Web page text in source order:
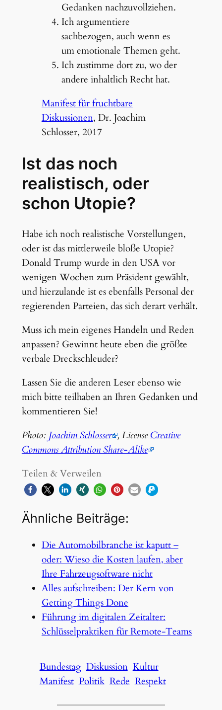
Gedanken nachzuvollziehen.
Ich argumentiere
sachbezogen, auch wenn es
um emotionale Themen geht.
Ich zustimme dort zu, wo der
andere inhaltlich Recht hat.
Manifest für fruchtbare
Diskussionen, Dr. Joachim
Schlosser, 2017
Ist das noch
realistisch, oder
schon Utopie?
Habe ich noch realistische Vorstellungen,
oder ist das mittlerweile bloße Utopie?
Donald Trump wurde in den USA vor
wenigen Wochen zum Präsident gewählt,
und hierzulande ist es ebenfalls Personal der
regierenden Parteien, das sich derart verhält.
Muss ich mein eigenes Handeln und Reden
anpassen? Gewinnt heute eben die größte
verbale Dreckschleuder?
Lassen Sie die anderen Leser ebenso wie
mich bitte teilhaben an Ihren Gedanken und
kommentieren Sie!
Photo: Joachim Schlosser , LicenseCreative
Commons Attribution Share-Alike
Teilen & Verweilen
Ähnliche Beiträge:
Die Automobilbranche ist kaputt –
oder: Wieso die Kosten laufen, aber
Ihre Fahrzeugsoftware nicht
Alles aufschreiben: Der Kern von
Getting Things Done
Führung im digitalen Zeitalter:
Schlüsselpraktiken für Remote-Teams
Bundestag Diskussion Kultur
Manifest Politik Rede Respekt